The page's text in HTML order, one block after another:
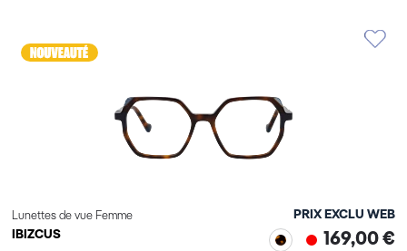
Lunettes de vue Femme
IBIZCUS
PRIX EXCLU WEB
169,00 €